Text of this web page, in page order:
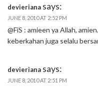
devieriana says:
JUNE 8, 2010 AT 2:52 PM
@FiS : amieen ya Allah,
keberkahan juga selalu
devieriana says:
JUNE 8, 2010 AT 2:51 PM